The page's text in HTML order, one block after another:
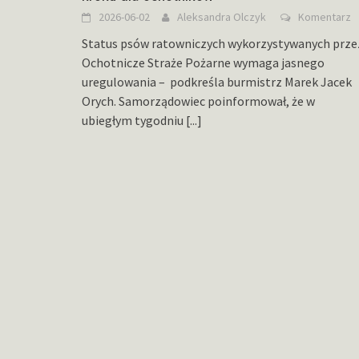
2026-06-02 Aleksandra Olczyk Komentarz
Status psów ratowniczych wykorzystywanych
Ochotnicze Straże Pożarne wymaga jasnego
uregulowania – podkreśla burmistrz Marek Jacek
Orych. Samorządowiec poinformował, że w
ubiegłym tygodniu [...]